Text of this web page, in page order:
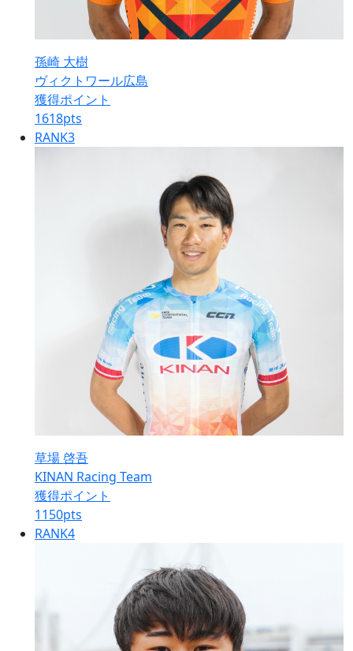
孫崎 大樹
ヴィクトワール広島
獲得ポイント
1618pts
RANK3
草場 啓吾
KINAN Racing Team
獲得ポイント
1150pts
RANK4